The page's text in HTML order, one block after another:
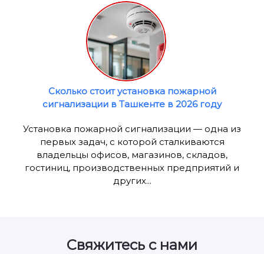
Сколько стоит установка пожарной
сигнализации в Ташкенте в 2026 году
Установка пожарной сигнализации — одна из
первых задач, с которой сталкиваются
владельцы офисов, магазинов, складов,
гостиниц, производственных предприятий и
других...
Свяжитесь с нами